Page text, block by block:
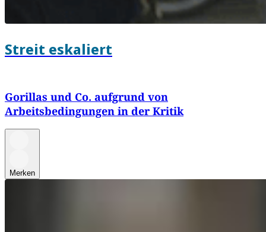
Streit eskaliert
Gorillas und Co. aufgrund von
Arbeitsbedingungen in der Kritik
Merken